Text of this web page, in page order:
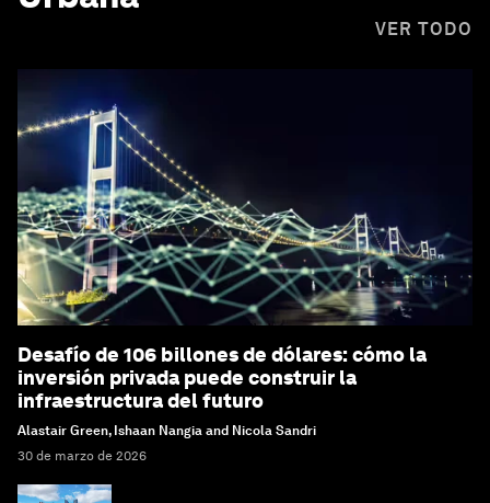
VER TODO
Desafío de 106 billones de dólares: cómo la
inversión privada puede construir la
infraestructura del futuro
Alastair Green, Ishaan Nangia and Nicola Sandri
30 de marzo de 2026